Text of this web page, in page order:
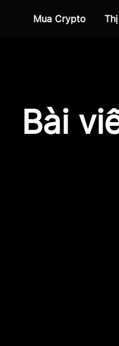
Mua Crypto
Bài